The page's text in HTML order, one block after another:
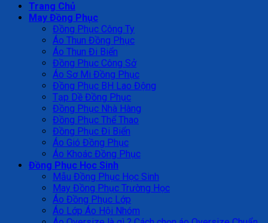
Trang Chủ
May Đồng Phục
Đồng Phục Công Ty
Áo Thun Đồng Phục
Áo Thun Đi Biển
Đồng Phục Công Sở
Áo Sơ Mi Đồng Phục
Đồng Phục BH Lao Động
Tạp Dề Đồng Phục
Đồng Phục Nhà Hàng
Đồng Phục Thể Thao
Đồng Phục Đi Biển
Áo Gió Đồng Phục
Áo Khoác Đồng Phục
Đồng Phục Học Sinh
Mẫu Đồng Phục Học Sinh
May Đồng Phục Trường Học
Áo Đồng Phục Lớp
Áo Lớp Áo Hội Nhóm